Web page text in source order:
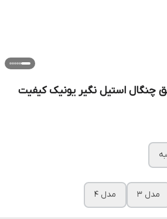
قاشق چنگال استیل نگیر یونیک کیفیت
مدل ۳ مدل ۴